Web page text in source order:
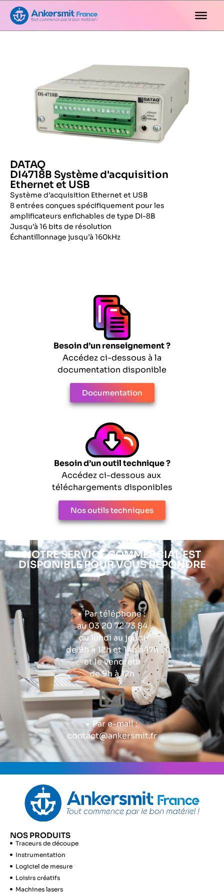
DATAQ
DI4718B Système d'acquisition
Ethernet et USB
Système d’acquisition Ethernet et USB
8 entrées conçues spécifiquement pour les
amplificateurs enfichables de type DI-8B
Jusqu’à 16 bits de résolution
Échantillonnage jusqu’à 160kHz
Besoin d’un renseignement ?
Accédez ci-dessous à la
documentation disponible
Documentation
Besoin d’un outil technique ?
Accédez ci-dessous aux
téléchargements disponibles
Nos outils techniques
NOTRE SERVICE COMMERCIAL EST
DISPONIBLE POUR VOUS RÉPONDRE
Par téléphone :
au 03 20 72 73 84
du lundi au jeudi
de 9h à 12h et 14h à 17h
et le vendredi
de 9h à 12h
Par e-mail :
contact@ankersmit.fr
NOS PRODUITS
Traceurs de découpe
Instrumentation
Logiciel de mesure
Loisirs créatifs
Machines lasers